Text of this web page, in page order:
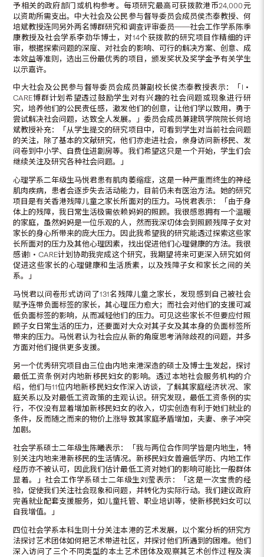
予相关的政府部门或机构参考。每项研究最高可获拨款港币24,000元
以资助所需支出。中大社会及公民参与督导委员会成员侯杰泰教授、何
培斌教授连同另外两名博群研究和调查评审委员──社会工作学系陈季
康教授及社会学系李劲华博士，对14个获拨款的研究项目作精细的评
审，根据探索问题的深度、对社会的影响、可行的解决方案、创意、成
本效益等准则，选出三份最优秀的项目，颁发奖状及奖学金予有关学生
以示嘉许。
中大社会及公民参与督导委员会成员兼副校长侯杰泰教授表示：「I‧
CARE博群计划希望透过鼓励学生对有兴趣的社会问题或现象进行研
究，培养他们的公民责任感，激发他们的创意，让他们学以致用，勇于
尝试解决社会问题，达致全人发展。」委员会成员兼建筑学院院长何培
斌教授补充：「从学生提交的研究项目中，可看到学生对当前社会问题
的关注，除了基本的文献研究，他们亦走进社会，亲身访问新移民、发
问卷到中小学、自费住进劏房等。我们希望这只是一个开始，学生们会
继续关注及研究各种社会问题。」
心理学系二年级生马悦君患有肌肉萎缩症，这是一种严重而终生的神经
肌肉疾病，患者会逐步失去活动能力，目前仍未有医治方法。她的研究
项目是有关香港残障儿童之家长所面对的压力。马悦君表示：「由于身
体上的残障，我日常生活极需依赖妈妈的照顾。我很感恩拥有一个温暖
的家庭，虽然妈妈是一位乐观的人，然而我深切体会到照顾残障子女对
家长的身心所带来的庞大压力。因此我希望我的研究能透过探索这些家
长所面对的压力及其他心理因素，找出促进他们心理健康的方法。我很
感谢I‧CARE计划协助我完成这个研究，我期望将来可更深入研究如何
促进这些家长的心理健康和生活质素，以及残障子女和家长之间的关
系。」
马悦君以问卷形式访问了131名残障儿童之家长，发现感到自己被社会
赋予连带负面标签的家长，其心理压力愈大；而社会对他们的支援可减
低负面标签的影响，从而减轻他们的压力。可见这些家长不但要应付照
顾子女日常生活的压力，还要面对大众对其子女及其本身的负面标签所
带来的压力。马悦君认为社会应从新的角度思考消除歧视的问题，并多
方面对他们提供更多支援。
另一个优秀研究项目由三位由内地来港深造的硕士及博士生发起，探讨
最低工资条例对内地新移民妇女的影响。透过本地社会服务机构的介
绍，他们与11位内地新移民妇女作深入访谈，了解其家庭经济状况、家
庭关系以及对最低工资政策的主观认识。研究发现，最低工资条例的实
行，不仅没有显着增加新移民妇女的收入，切实创造有利于她们就业的
条件，反而随之而来的物价上涨导致其家庭矛盾增加，夫妻、亲子冲突
加剧。
社会学系硕士二年级生陈曦表示：「我与两位合作同学皆是内地生，特
别关注内地来港新移民的生活情况。新移民妇女普遍低学历、内地工作
经历亦不被认可，因此我们估计最低工资对她们的影响可能比一般群体
显着。」社会工作学系硕士二年级生刘莹表示：「这是一次宝贵的经
验，促使我们关注社会现象和问题，并转化为实际行动。我们建议政府
完善就业配套支援服务，如儿童托管、职业培训等，使新移民妇女可以
自我增值。」
四位社会学系本科生则十分关注本港的艺术发展，以个案分析的研究方
法探讨艺术团体如何把艺术带进社区，并探讨他们所遇到的困难。他们
深入访问了三个不同类型的本土艺术团体及观察其艺术创作过程及演